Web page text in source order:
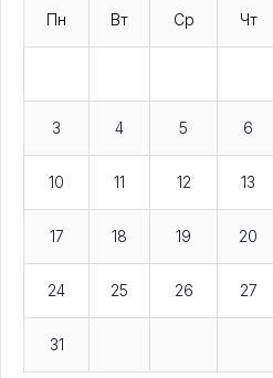
Пн Вт Ср Чт
3 4 5 6
10 11 12 13
17 18 19 20
24 25 26 27
31